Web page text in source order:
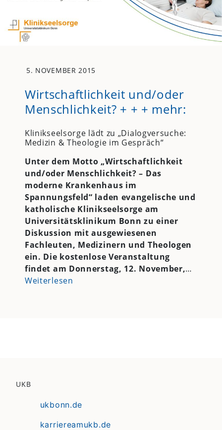
5. NOVEMBER 2015
Wirtschaftlichkeit und/oder
Menschlichkeit? + + + mehr:
Klinikseelsorge lädt zu „Dialogversuche:
Medizin & Theologie im Gespräch“
Unter dem Motto „Wirtschaftlichkeit
und/oder Menschlichkeit?– Das
moderne Krankenhaus im
Spannungsfeld“ laden evangelische und
katholische Klinikseelsorge am
Universitätsklinikum Bonn zu einer
Diskussion mit ausgewiesenen
Fachleuten, Medizinern und Theologen
ein. Die kostenlose Veranstaltung
findet am Donnerstag, 12. November,…
Weiterlesen
UKB
ukbonn.de
karriereamukb.de